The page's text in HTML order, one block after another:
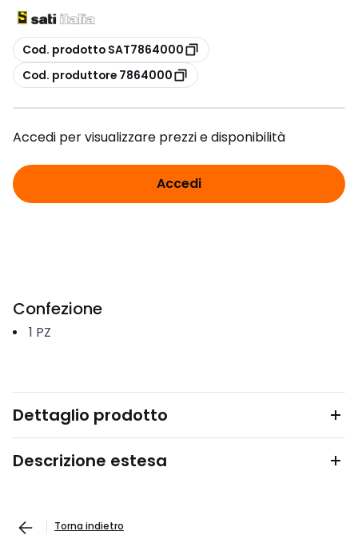
copia
Cod. prodotto SAT7864000
copia
Cod. produttore 7864000
Accedi per visualizzare prezzi e disponibilità
Accedi
Confezione
1 PZ
Dettaglio prodotto
Descrizione estesa
Torna indietro